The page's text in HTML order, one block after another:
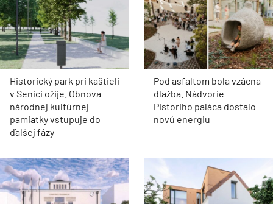
Z hviezdnej sály je digitálny
vesmír. Pražské planetárium
prešlo najväčšou premenou vo
svojej histórii
Rekonštrukcia
mostov finišuje.
Trenčíne
motoristom o pol
Všetky Kolaudátor
ARCHITEKTÚRA